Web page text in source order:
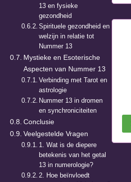
13 en fysieke
gezondheid
Spirituele gezondheid en
welzijn in relatie tot
Nummer 13
Mystieke en Esoterische
Aspecten van Nummer 13
Verbinding met Tarot en
astrologie
Nummer 13 in dromen
en synchroniciteiten
Conclusie
Veelgestelde Vragen
1. Wat is de diepere
betekenis van het getal
13 in numerologie?
2. Hoe beïnvloedt